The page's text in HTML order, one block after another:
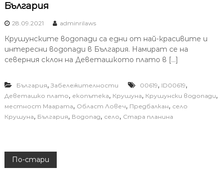
България
28.09.2021 adminrilaws
Крушунските водопади са едни от най-красивите и
интересни водопади в България. Намират се на
северния склон на Деветашкото плато в […]
България, Забележителности 00619, ID00619,
Деветашко плато, екопътека, Крушуна, Крушунски водопади,
местност Маарата, Област Ловеч, Предбалкан, село
Крушуна, България, Водопад, село, Стара планина
Н
По-стари